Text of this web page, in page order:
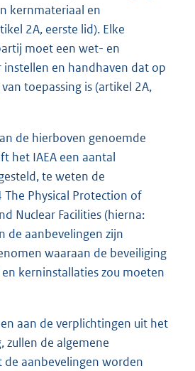
kernmateriaal en
2A, eerste lid). Elke
moet een wet- en
instellen en handhaven dat op
toepassing is (artikel 2A,
de hierboven genoemde
het IAEA een aantal
te weten de
The Physical Protection of
Nuclear Facilities (hierna:
de aanbevelingen zijn
waaraan de beveiliging
kerninstallaties zou moeten
aan de verplichtingen uit het
zullen de algemene
de aanbevelingen worden